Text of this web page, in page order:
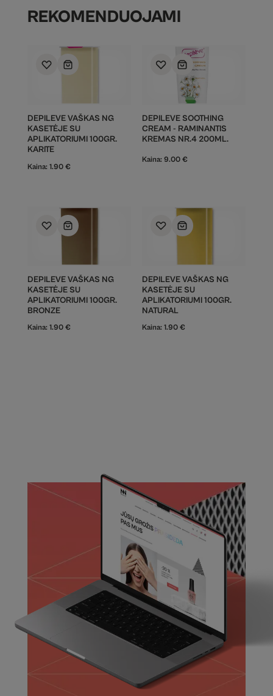
REKOMENDUOJAMI
DEPILEVE VAŠKAS NG
KASETĖJE SU
APLIKATORIUMI 100GR.
KARITE
Kaina: 1.90 €
DEPILEVE SOOTHING
CREAM - RAMINANTIS
KREMAS NR.4 200ML.
Kaina: 9.00 €
DEPILEVE VAŠKAS NG
KASETĖJE SU
APLIKATORIUMI 100GR.
BRONZE
Kaina: 1.90 €
DEPILEVE VAŠKAS NG
KASETĖJE SU
APLIKATORIUMI 100GR.
NATURAL
Kaina: 1.90 €